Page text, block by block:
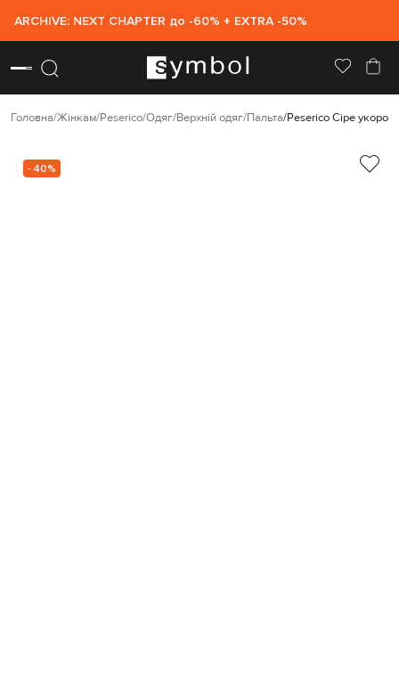
ARCHIVE: NEXT CHAPTER до -60% + EXTRA -50%
Головна Жінкам Peserico Одяг Верхній одяг Пальта Peserico Сіре
- 40%